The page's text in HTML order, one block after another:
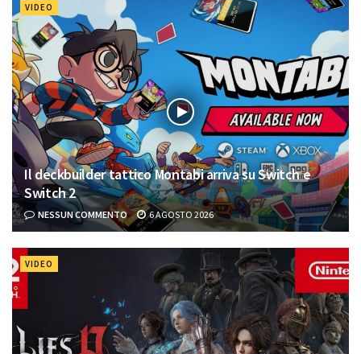
VIDEO
Il deckbuilder tattico Montabi arriva su Switch e
Switch 2
NESSUN COMMENTO 6 AGOSTO 2026
VIDEO